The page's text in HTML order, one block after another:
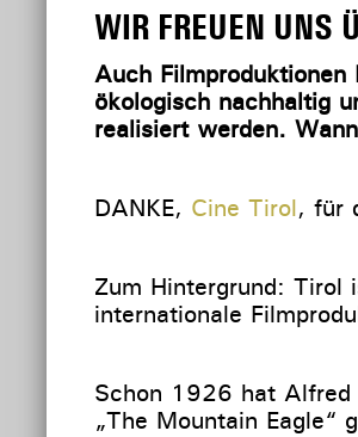
WIR FREUEN UNS
Auch Filmproduktionen
ökologisch nachhaltig
realisiert werden.
DANKE, Cine Tirol, für
Zum Hintergrund: Tirol
internationale
Schon 1926 hat Alfred
„The Mountain Eagle“